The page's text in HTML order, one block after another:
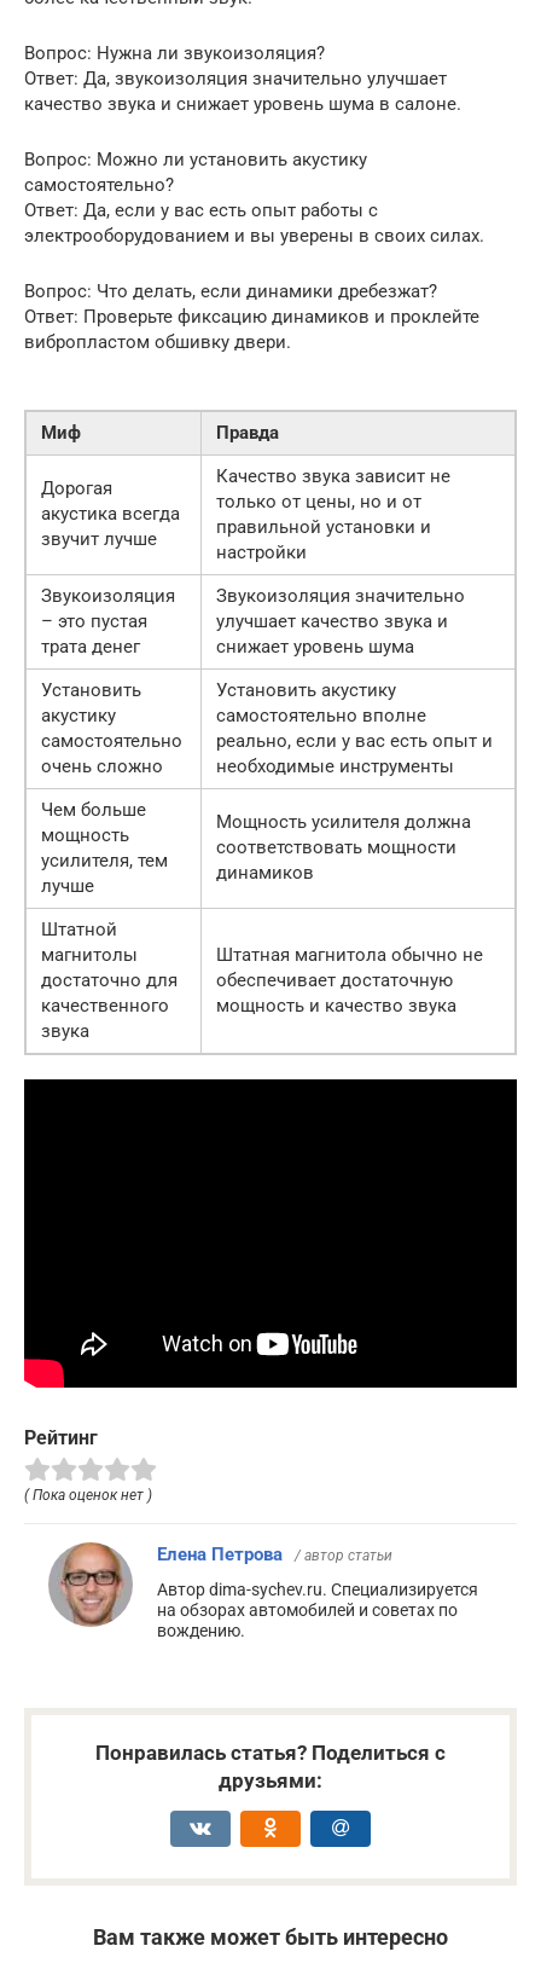
Вопрос: Нужна ли звукоизоляция?
Ответ: Да, звукоизоляция значительно улучшает
качество звука и снижает уровень шума в салоне.
Вопрос: Можно ли установить акустику
самостоятельно?
Ответ: Да, если у вас есть опыт работы с
электрооборудованием и вы уверены в своих силах.
Вопрос: Что делать, если динамики дребезжат?
Ответ: Проверьте фиксацию динамиков и проклейте
вибропластом обшивку двери.
Миф Правда
Дорогая
акустика всегда
звучит лучше
Качество звука зависит не
только от цены, но и от
правильной установки и
настройки
Звукоизоляция
– это пустая
трата денег
Звукоизоляция значительно
улучшает качество звука и
снижает уровень шума
Установить
акустику
самостоятельно
очень сложно
Установить акустику
самостоятельно вполне
реально, если у вас есть опыт и
необходимые инструменты
Чем больше
мощность
усилителя, тем
лучше
Мощность усилителя должна
соответствовать мощности
динамиков
Штатной
магнитолы
достаточно для
качественного
звука
Штатная магнитола обычно не
обеспечивает достаточную
мощность и качество звука
Рейтинг
( Пока оценок нет )
Елена Петрова / автор статьи
Автор dima-sychev.ru. Специализируется
на обзорах автомобилей и советах по
вождению.
Понравилась статья? Поделиться с
друзьями:
Вам также может быть интересно